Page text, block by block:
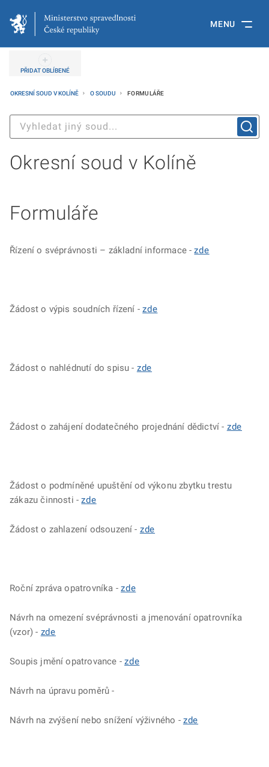
MENU
PŘIDAT OBLÍBENÉ
OKRESNÍ SOUD V KOLÍNĚ O SOUDU FORMULÁŘE
Okresní soud v Kolíně
Formuláře
Řízení o svéprávnosti – základní informace -zde
Žádost o výpis soudních řízení -zde
Žádost o nahlédnutí do spisu - zde
Žádost o zahájení dodatečného projednání dědictví - zde
Žádost o podmíněné upuštění od výkonu zbytku trestu
zákazu činnosti -zde
Žádost o zahlazení odsouzení - zde
Roční zpráva opatrovníka -zde
Návrh na omezení svéprávnosti a jmenování opatrovníka
(vzor) - zde
Soupis jmění opatrovance -zde
Návrh na úpravu poměrů -
Návrh na zvýšení nebo snížení výživného - zde